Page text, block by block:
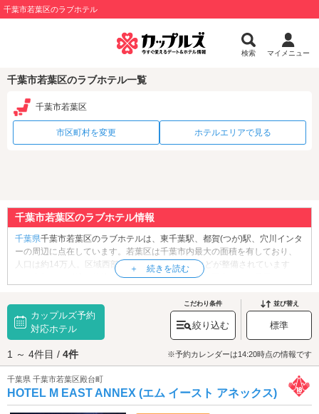
千葉市若葉区のラブホテル
検索 マイメニュー
千葉市若葉区のラブホテル一覧
千葉市若葉区
市区町村を変更 ホテルエリアで見る
千葉市若葉区のラブホテル情報
千葉県千葉市若葉区のラブホテルは、東千葉駅、都賀(つが)駅、穴川インタ
ーの周辺に点在しています。若葉区は千葉市内最大の面積を有しており、
人口は約14万人。区域西部には大型の住宅団地などが整備されています
が、東部には畑地・林地が多く、農業が盛んです。区内には、乗馬やえさ
本最大級の縄文貝塚として知られる特別史跡「加曽利貝塚
」など、色々な
お出かけスポットがあります。また、区の市街地は、都賀駅を中心に形成
されており、駅の周辺にはショッピングセンターをはじめ、日用品のお買
い物に便利なお店が点在しています。若葉区のラブホテルには、マンネリ
化解消の効果も期待できそうなSMルームのあるホテルや、コスプレグッズ
のレンタルありのホテル、露天風呂付きのホテルなどがあります。千葉市
若葉区でラブホテルをお探しの際は、クーポン・事前予約でお得に利用が
できる『カップルズ』におまかせください。
カップルズ予約
対応ホテル
こだわり条件
絞り込む
並び替え
標準
1 ～ 4件目 / 4件 ※予約カレンダーは14:20時点の情報です
千葉県 千葉市若葉区殿台町
HOTEL M EAST ANNEX (エム イースト アネックス)